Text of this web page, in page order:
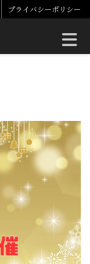
プライバシーポリシー